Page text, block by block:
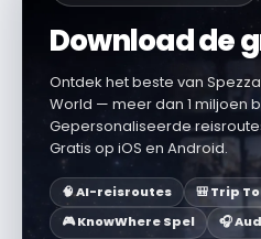
Download de
Ontdek het beste van
World — meer dan 1 miljoen
Gepersonaliseerde
Gratis op iOS en Android.
🧠 AI-reisroutes
🎒 Trip
🎮 KnowWhere Spel
🎧